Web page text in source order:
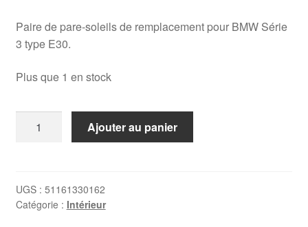
Paire de pare-soleils de remplacement pour BMW Série
3 type E30.
Plus que 1 en stock
pare-
soleils
Ajouter au panier
UGS : 51161330162
Catégorie : Intérieur